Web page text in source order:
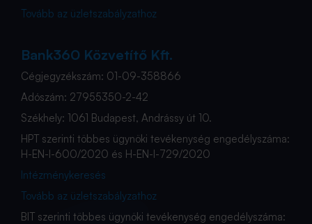
Tovább az üzletszabályzathoz
Bank360 Közvetítő Kft.
Cégjegyzékszám: 01-09-358866
Adószám: 27955350-2-42
Székhely: 1061 Budapest, Andrássy út 10.
HPT szerinti többes ügynöki tevékenység engedélyszáma:
H-EN-I-600/2020 és H-EN-I-729/2020
Intézménykeresés
Tovább az üzletszabályzathoz
BIT szerinti többes ügynöki tevékenység engedélyszáma: